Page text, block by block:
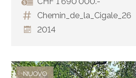
Chemin_de_la_Cigale_26
2014
NUOVO